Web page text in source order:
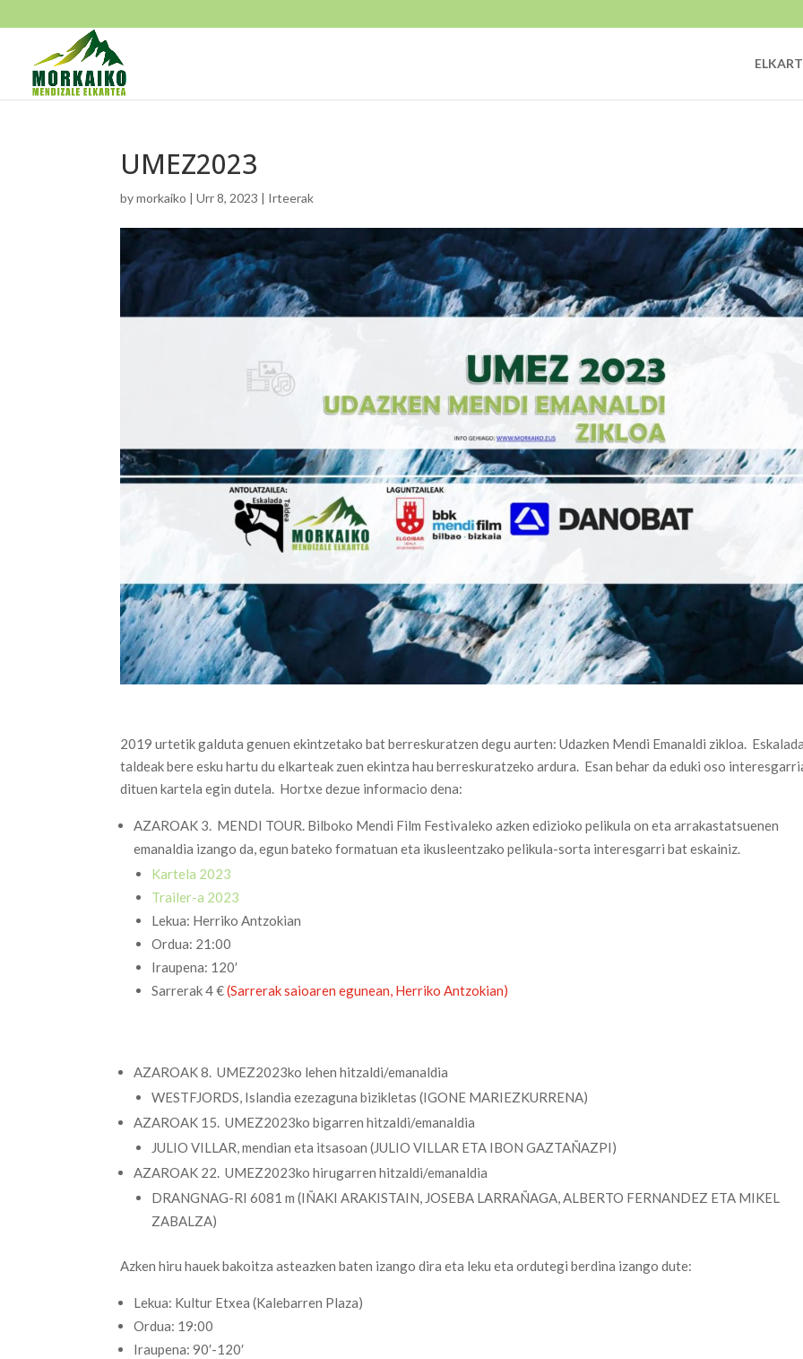
UMEZ2023
bymorkaiko |Urr 8, 2023 | Irteerak
2019 urtetik galduta genuen ekintzetako bat berreskuratzen degu aurten: Udazken Mendi Emanaldi zikloa.
taldeak bere esku hartu du elkarteak zuen ekintza hau berreskuratzeko ardura. Esan behar da eduki oso
dituen kartela egin dutela. Hortxe dezue informacio dena:
AZAROAK 3. MENDI TOUR. Bilboko Mendi Film Festivaleko azken edizioko pelikula on eta arrakastatsuenen
emanaldia izango da, egun bateko formatuan eta ikusleentzako pelikula-sorta interesgarri bat eskainiz.
Kartela 2023
Trailer-a 2023
Lekua: Herriko Antzokian
Ordua: 21:00
Iraupena: 120′
Sarrerak 4 €(Sarrerak saioaren egunean, Herriko Antzokian)
AZAROAK 8. UMEZ2023ko lehen hitzaldi/emanaldia
WESTFJORDS, Islandia ezezaguna bizikletas (IGONE MARIEZKURRENA)
AZAROAK 15. UMEZ2023ko bigarren hitzaldi/emanaldia
JULIO VILLAR, mendian eta itsasoan (JULIO VILLAR ETA IBON GAZTAÑAZPI)
AZAROAK 22. UMEZ2023ko hirugarren hitzaldi/emanaldia
DRANGNAG-RI 6081 m (IÑAKI ARAKISTAIN, JOSEBA LARRAÑAGA, ALBERTO FERNANDEZ ETA MIKEL
ZABALZA)
Azken hiru hauek bakoitza asteazken baten izango dira eta leku eta ordutegi berdina izango dute:
Lekua: Kultur Etxea (Kalebarren Plaza)
Ordua: 19:00
Iraupena: 90′-120′